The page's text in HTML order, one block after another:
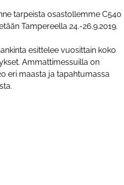
tarpeista osastollemme C540
Tampereella 24.-26.9.2019.
esittelee vuosittain koko
Ammattimessuilla on
eri maasta ja tapahtumassa